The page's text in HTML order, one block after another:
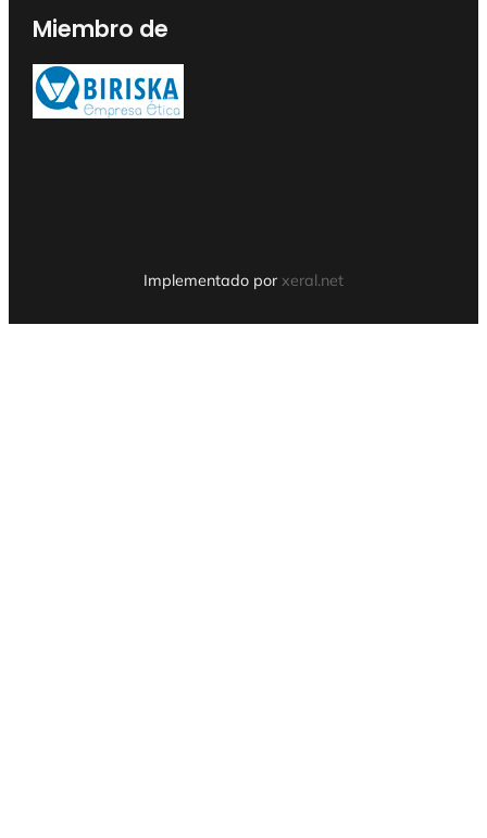
Miembro de
Implementado por xeral.net